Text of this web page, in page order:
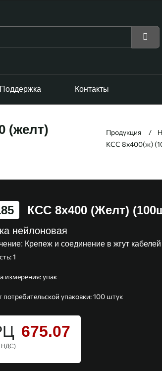
Поддержка Контакты
(желт)
Продукция
КСС 8х400(ж)
КСС 8х400 (желт)
нейлоновая
Крепеж и соединение в жгут
1
измерения: упак
упаковки: 100 штук
НДС)
675.07